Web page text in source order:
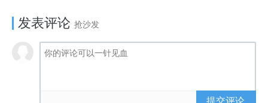
发表评论 抢沙发
提交评论